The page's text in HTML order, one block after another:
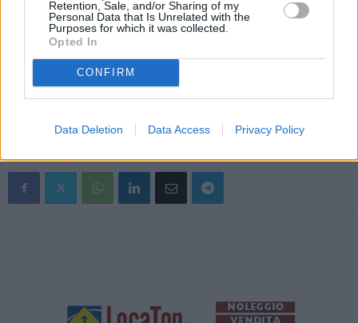
Retention, Sale, and/or Sharing of my
Personal Data that Is Unrelated with the
Purposes for which it was collected.
Opted In
CONFIRM
Data Deletion Data Access Privacy Policy
improntati all’autotutela.
L’Agenzia per la Sicurezza territoriale e la Protezione civile, in
stretto raccordo con Arpae E-R, seguirà l’evoluzione della
situazione; si consiglia di consultare l’Allerta e gli scenari di
https://allertameteo.regione.emilia-romagna.it.